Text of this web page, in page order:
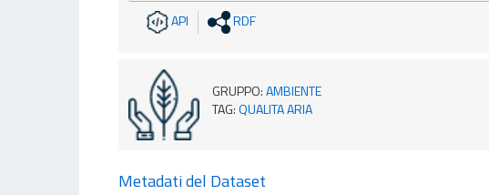
API RDF
GRUPPO:AMBIENTE
TAG:QUALITA ARIA
Metadati del Dataset